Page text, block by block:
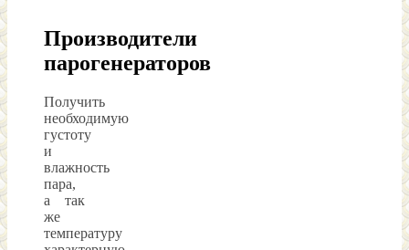
Производители
парогенераторов
Получить
необходимую
густоту
и
влажность
пара,
а так
же
температуру